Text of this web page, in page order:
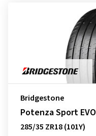
Bridgestone
Potenza Sport EVO
285/35 ZR18 (101Y)